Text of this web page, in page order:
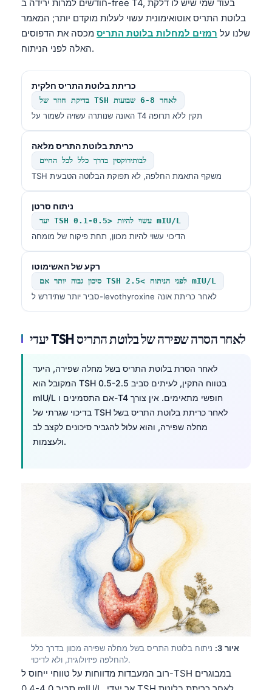
חודשים למרות ירידה ב-free T4, בעוד שמי שיש לו דלקת
בלוטת התריס אוטואימונית עשוי לעלות מוקדם יותר; המאמר
שלנו על רמזים למחלות בלוטת התריס מכסה את הדפוסים
האלה לפני הניתוח.
כריתת בלוטת התריס חלקית
בדיקת חוזר של TSH לאחר 6-8 שבועות
האונה שנותרה עשויה לשמור על T4 תקין ללא תרופה
כריתת בלוטת התריס מלאה
לבותירוקסין בדרך כלל לכל החיים
TSH משקף התאמת החלפה, לא תפוקת הבלוטה הטבעית
ניתוח סרטן
יעד TSH עשוי להיות <0.1-0.5 mIU/L
הדיכוי עשוי להיות מכוון, תחת פיקוח של מומחה
רקע של האשימוטו
סיכון גבוה יותר אם TSH לפני הניתוח >2.5 mIU/L
סביר יותר שתידרש ל-levothyroxine לאחר כריתת אונה
יעדי TSH לאחר הסרה שפירה של בלוטת התריס
לאחר הסרת בלוטת התריס בשל מחלה שפירה, היעד
המקובל הוא TSH בטווח התקין, לעיתים סביב 0.5-2.5
mIU/L אם התסמינים ו-T4 חופשי מתאימים. אין צורך
בדיכוי שגרתי של TSH לאחר כריתת בלוטת התריס בשל
מחלה שפירה, והוא עלול להגביר סיכונים לקצב לב
ולעצמות.
איור 3:
ניתוח בלוטת התריס בשל מחלה שפירה מכוון בדרך כלל
להחלפה פיזיולוגית, ולא לדיכוי.
רוב המעבדות מדווחות על טווחי ייחוס ל-TSH במבוגרים